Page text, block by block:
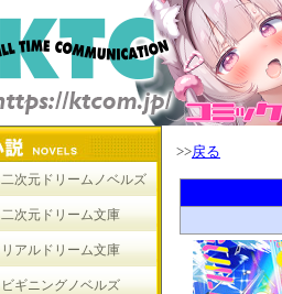
二次元ドリームノベルズ
二次元ドリーム文庫
リアルドリーム文庫
ビギニングノベルズ
>>戻る